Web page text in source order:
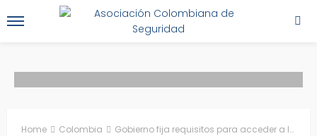
Home Colombia Gobierno fija requisitos para acceder a la pensión familiar